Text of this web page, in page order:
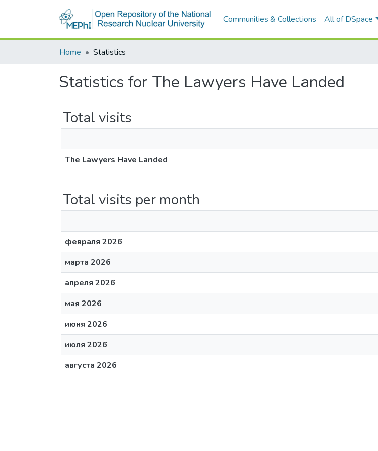
Communities & Collections All of DSpace
Home Statistics
Statistics for The Lawyers Have Landed
Total visits
The Lawyers Have Landed
Total visits per month
февраля 2026
марта 2026
апреля 2026
мая 2026
июня 2026
июля 2026
августа 2026